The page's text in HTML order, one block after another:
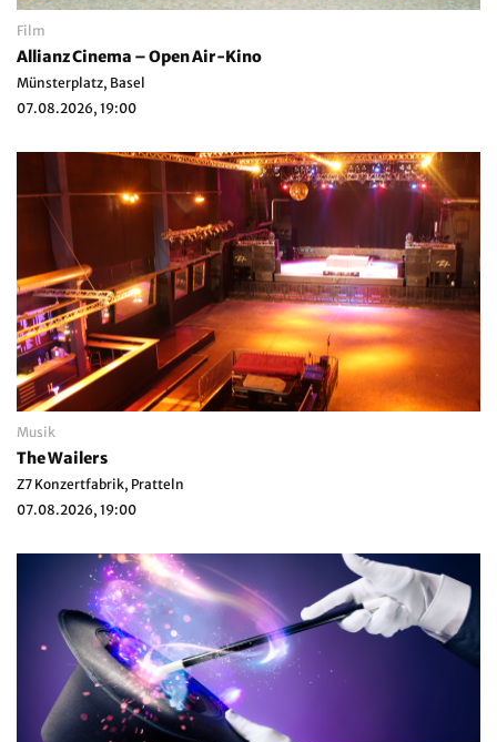
Film
Allianz Cinema – Open Air-Kino
Münsterplatz, Basel
07.08.2026, 19:00
Musik
The Wailers
Z7 Konzertfabrik, Pratteln
07.08.2026, 19:00